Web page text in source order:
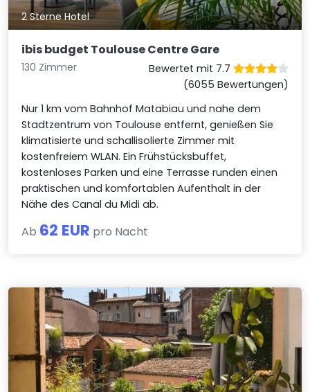
2 Sterne Hotel
ibis budget Toulouse Centre Gare
130 Zimmer
Bewertet mit 7.7
(6055 Bewertungen)
Nur 1 km vom Bahnhof Matabiau und nahe dem
Stadtzentrum von Toulouse entfernt, genießen Sie
klimatisierte und schallisolierte Zimmer mit
kostenfreiem WLAN. Ein Frühstücksbuffet,
kostenloses Parken und eine Terrasse runden einen
praktischen und komfortablen Aufenthalt in der
Nähe des Canal du Midi ab.
Ab 62 EUR pro Nacht